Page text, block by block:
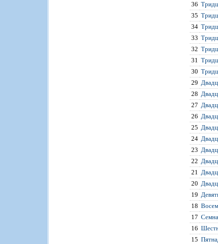
36
35
34
33
32
31
30
29
28
27
26
25
24
23
22
21
20
19
18
17
16
15